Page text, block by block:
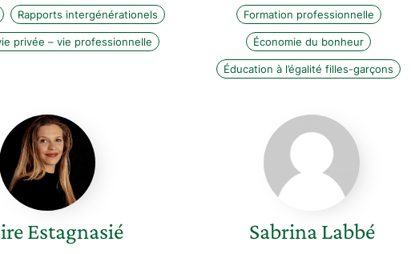
Rapports intergénérationels
privée – vie professionnelle
Formation professionnelle
Économie du bonheur
Éducation à l’égalité filles-garçons
Claire
Estagnasié
Estagnasié
Sabrina
Labbé
Sabrina Labbé